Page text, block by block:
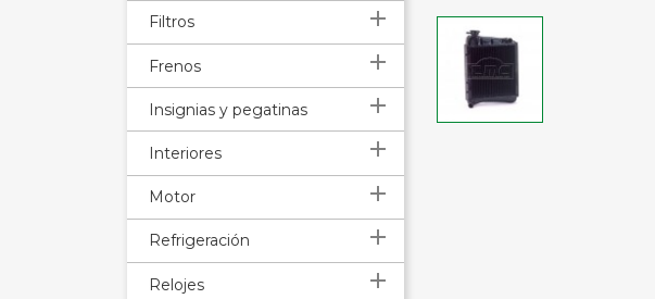
Filtros 
Frenos 
Insignias y pegatinas 
Interiores 
Motor 
Refrigeración 
Relojes 